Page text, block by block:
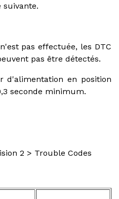
suivante.
pas effectuée, les DTC
pas être détectés.
d'alimentation en position
seconde minimum.
2 > Trouble Codes